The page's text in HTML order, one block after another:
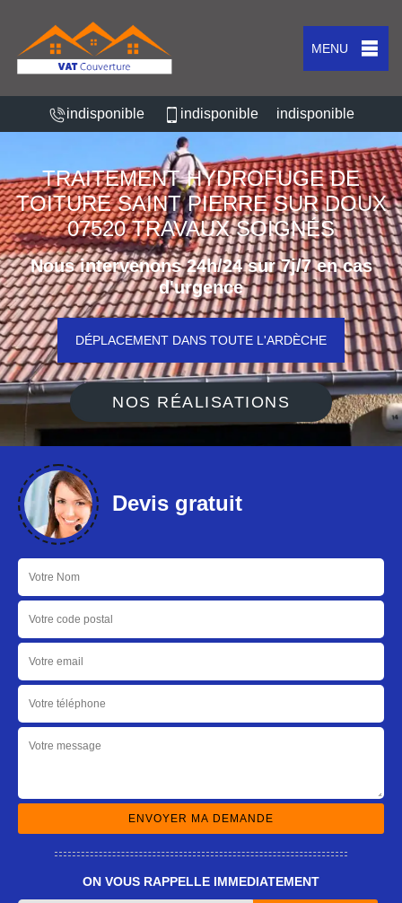
MENU
indisponible indisponible indisponible
TRAITEMENT HYDROFUGE DE
TOITURE SAINT PIERRE SUR DOUX
07520 TRAVAUX SOIGNÉS
Nous intervenons 24h/24 sur 7j/7 en cas
d'urgence
DÉPLACEMENT DANS TOUTE L'ARDÈCHE
NOS RÉALISATIONS
Devis gratuit
ON VOUS RAPPELLE IMMEDIATEMENT